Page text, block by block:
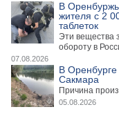
В
жителя с 2
таблеток
Эти вещества
обороту в
07.08.2026
В Оренбурге
Сакмара
Причина
05.08.2026